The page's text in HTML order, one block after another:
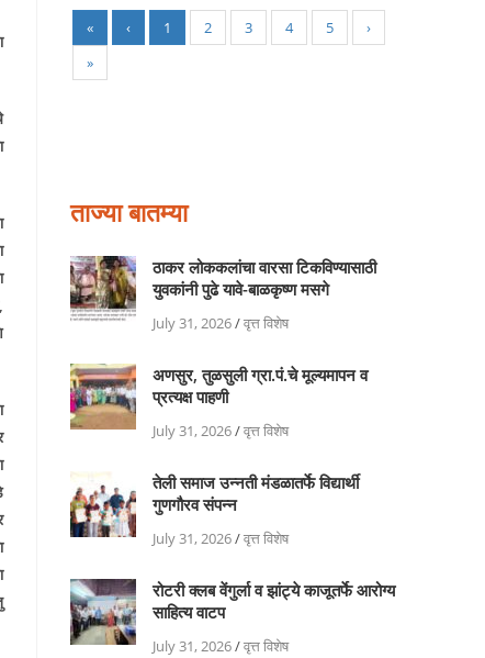
,
« ‹ 1 2 3 4 5
›
»
ताज्या बातम्या
ठाकर लोककलांचा वारसा टिकविण्यासाठी
युवकांनी पुढे यावे-बाळकृष्ण मसगे
July 31, 2026/वृत्त विशेष
अणसुर, तुळसुली ग्रा.पं.चे मूल्यमापन व
प्रत्यक्ष पाहणी
July 31, 2026/वृत्त विशेष
तेली समाज उन्नती मंडळातर्फे विद्यार्थी
गुणगौरव संपन्न
July 31, 2026/वृत्त विशेष
रोटरी क्लब वेंगुर्ला व झांट्ये काजूतर्फे आरोग्य
साहित्य वाटप
July 31, 2026/वृत्त विशेष